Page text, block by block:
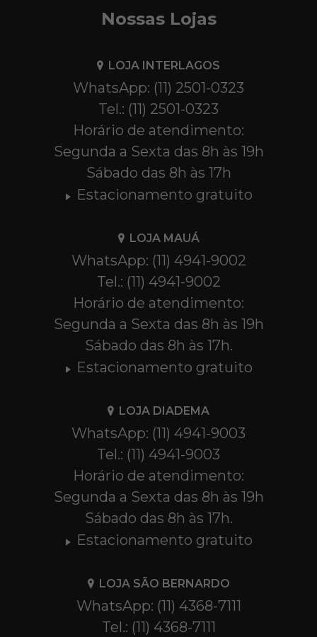
Nossas Lojas
LOJA INTERLAGOS
WhatsApp: (11) 2501-0323
Tel.: (11) 2501-0323
Horário de atendimento:
Segunda a Sexta das 8h às 19h
Sábado das 8h às 17h
Estacionamento gratuito
LOJA MAUÁ
WhatsApp: (11) 4941-9002
Tel.: (11) 4941-9002
Horário de atendimento:
Segunda a Sexta das 8h às 19h
Sábado das 8h às 17h.
Estacionamento gratuito
LOJA DIADEMA
WhatsApp: (11) 4941-9003
Tel.: (11) 4941-9003
Horário de atendimento:
Segunda a Sexta das 8h às 19h
Sábado das 8h às 17h.
Estacionamento gratuito
LOJA SÃO BERNARDO
WhatsApp: (11) 4368-7111
Tel.: (11) 4368-7111